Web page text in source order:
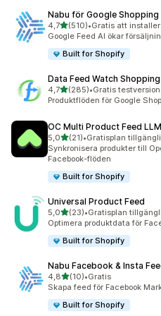
Nabu för Google Shopping
4,7av 5 stjärnor
(510)
510 recensioner totalt
•Gratis att
Google Feed AI ökar
Built for Shopify
Data Feed Watch
4,7av 5 stjärnor
(285)
285 recensioner totalt
•Gratis
Produktflöden för Google
OC Multi Product Feed
5,0av 5 stjärnor
(21)
21 recensioner totalt
•Gratisplan
Synkronisera produkter till
Facebook-flöden
Built for Shopify
Universal Product Feed
5,0av 5 stjärnor
(23)
23 recensioner totalt
•Gratisplan
Optimera produktdata för
Built for Shopify
Nabu Facebook & Insta
4,8av 5 stjärnor
(10)
10 recensioner totalt
•Gratis
Skapa feed för Facebook
Built for Shopify